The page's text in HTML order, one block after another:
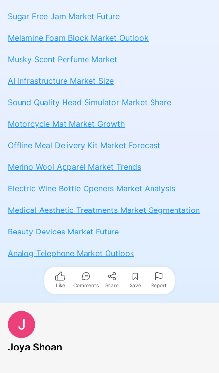
Sugar Free Jam Market Future
Melamine Foam Block Market Outlook
Musky Scent Perfume Market
AI Infrastructure Market Size
Sound Quality Head Simulator Market Share
Motorcycle Mat Market Growth
Offline Meal Delivery Kit Market Forecast
Merino Wool Apparel Market Trends
Electric Wine Bottle Openers Market Analysis
Medical Aesthetic Treatments Market Segmentation
Beauty Devices Market Future
Analog Telephone Market Outlook
Like Comments Share Save Report
Joya Shoan